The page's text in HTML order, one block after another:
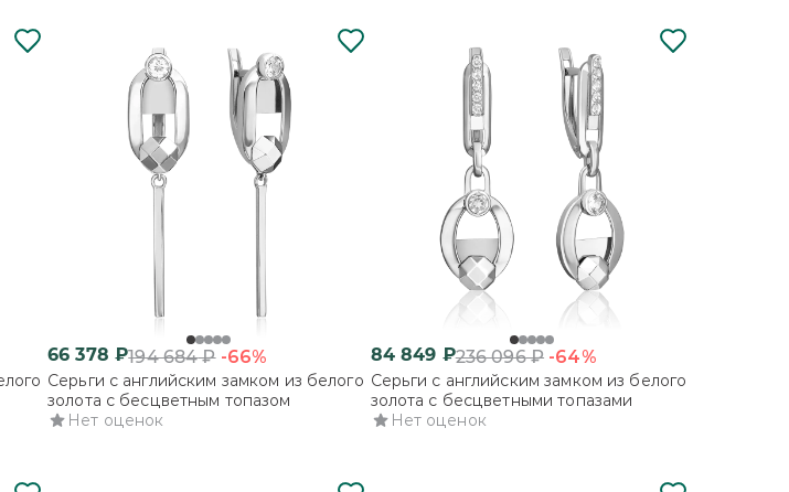
66 378 ₽194 684₽ -66%
Серьги с английским замком из белого
золота с бесцветным топазом
Нет оценок
84 849 ₽236 096₽ -64%
Серьги с английским замком из белого
золота с бесцветными топазами
Нет оценок